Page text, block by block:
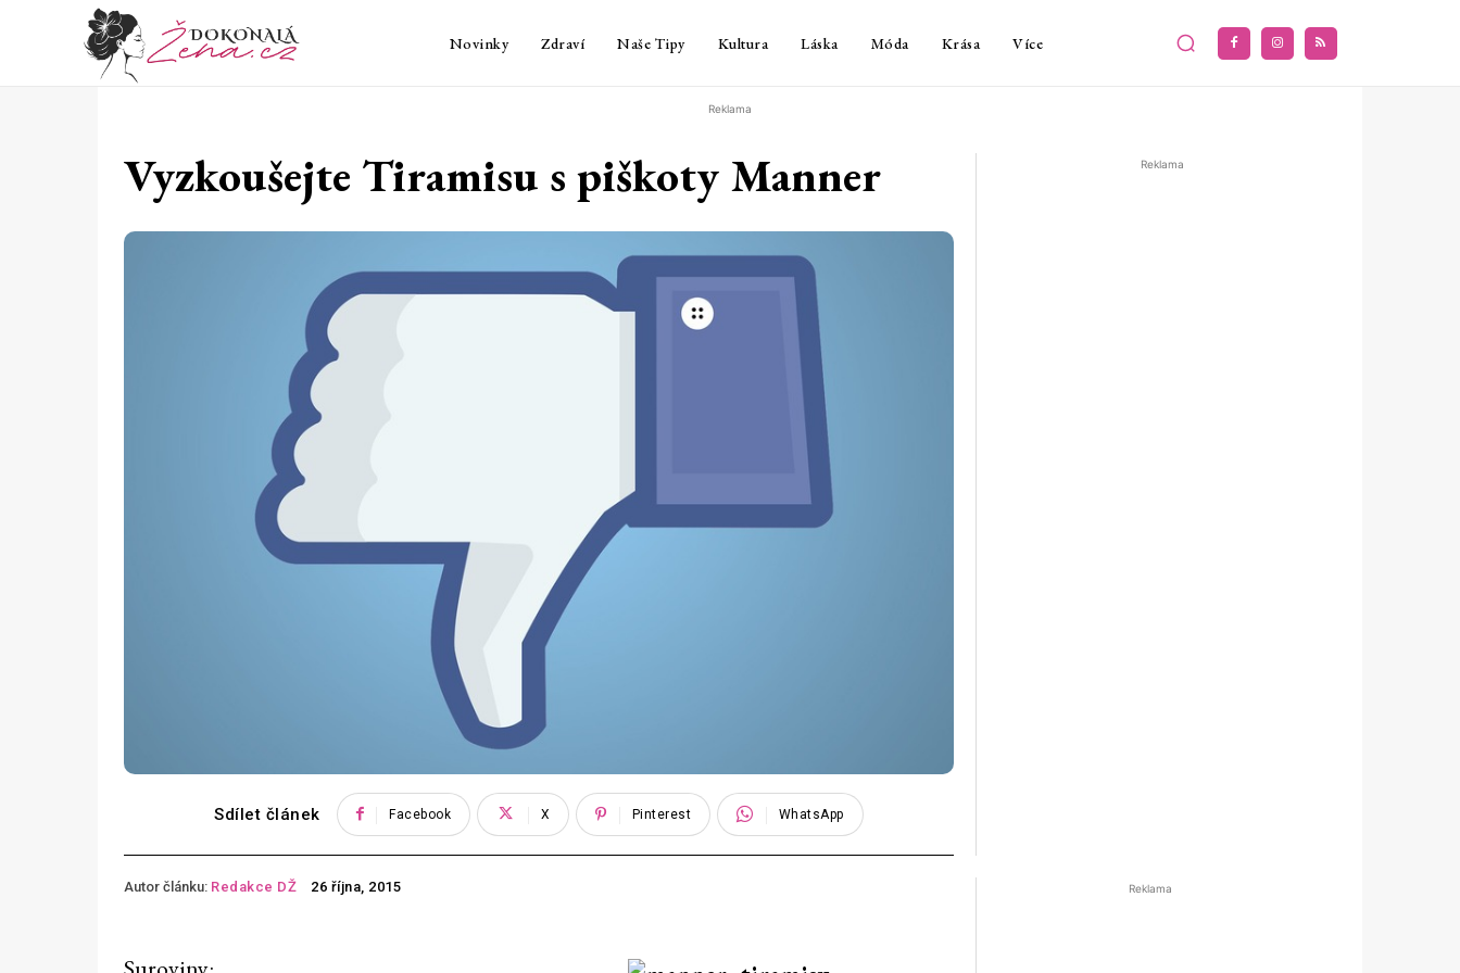
Novinky Zdraví Naše Tipy Kultura Láska Móda Krása Více
Reklama
Vyzkoušejte Tiramisu s piškoty Manner
Sdílet článek Facebook X Pinterest WhatsApp
Reklama
Autor článku: Redakce DŽ 26 října, 2015 Reklama